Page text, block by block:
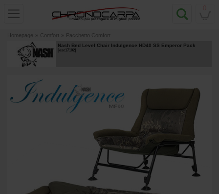
Homepage » Comfort » Pacchetto Comfort
Nash Bed Level Chair Indulgence HD40 SS Emperor Pack
[esc17102]